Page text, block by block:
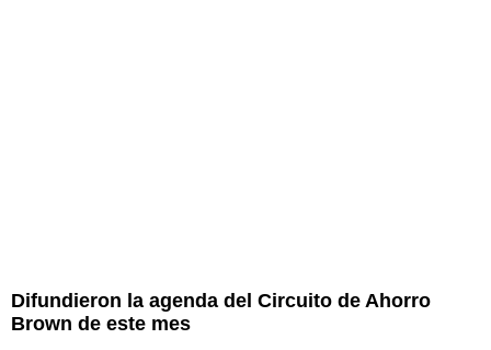
Difundieron la agenda del Circuito de Ahorro
Brown de este mes